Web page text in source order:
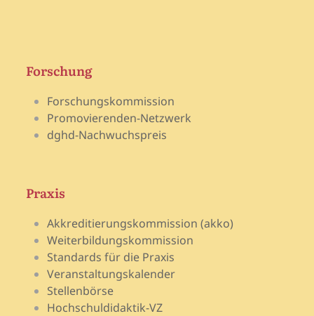
Forschung
Forschungskommission
Promovierenden-Netzwerk
dghd-Nachwuchspreis
Praxis
Akkreditierungskommission (akko)
Weiterbildungskommission
Standards für die Praxis
Veranstaltungskalender
Stellenbörse
Hochschuldidaktik-VZ